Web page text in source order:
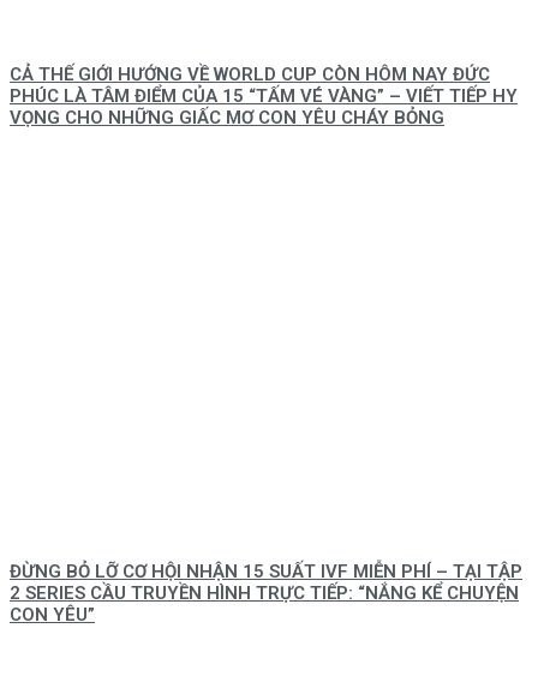
CẢ THẾ GIỚI HƯỚNG VỀ WORLD CUP CÒN HÔM NAY ĐỨC
PHÚC LÀ TÂM ĐIỂM CỦA 15 “TẤM VÉ VÀNG” – VIẾT TIẾP HY
VỌNG CHO NHỮNG GIẤC MƠ CON YÊU CHÁY BỎNG
ĐỪNG BỎ LỠ CƠ HỘI NHẬN 15 SUẤT IVF MIỄN PHÍ – TẠI TẬP
2 SERIES CẦU TRUYỀN HÌNH TRỰC TIẾP: “NẮNG KỂ CHUYỆN
CON YÊU”